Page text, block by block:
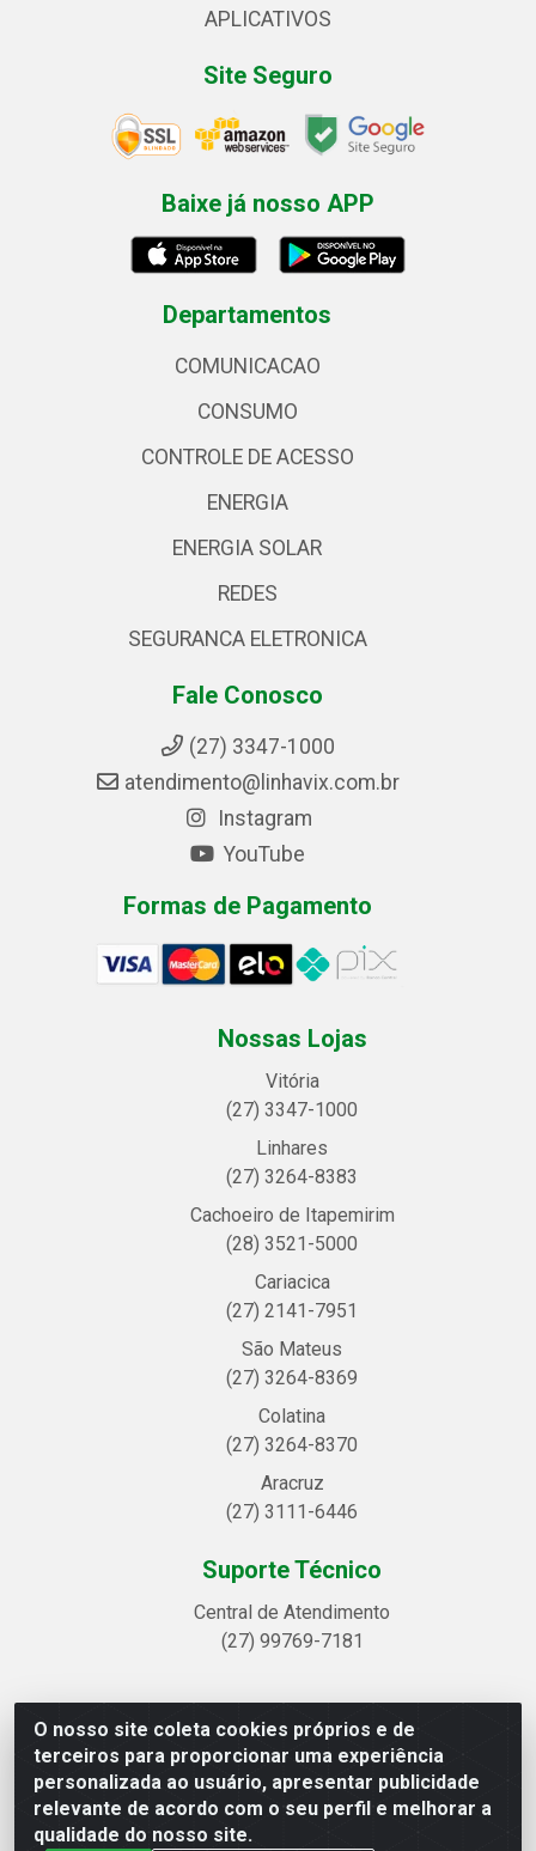
O nosso site coleta cookies próprios e de
terceiros para proporcionar uma experiência
personalizada ao usuário, apresentar publicidade
relevante de acordo com o seu perfil e melhorar a
qualidade do nosso site.
APLICATIVOS
Site Seguro
Baixe já nosso APP
Departamentos
COMUNICACAO
CONSUMO
CONTROLE DE ACESSO
ENERGIA
ENERGIA SOLAR
REDES
SEGURANCA ELETRONICA
Fale Conosco
(27) 3347-1000
atendimento@linhavix.com.br
Instagram
YouTube
Formas de Pagamento
Nossas Lojas
Vitória
(27) 3347-1000
Linhares
(27) 3264-8383
Cachoeiro de Itapemirim
(28) 3521-5000
Cariacica
(27) 2141-7951
São Mateus
(27) 3264-8369
Colatina
(27) 3264-8370
Aracruz
(27) 3111-6446
Suporte Técnico
Central de Atendimento
(27) 99769-7181
Linhavix Distribuidora LTDA - Avenida Alegre, 2521 -
Quadra314 Lote 05 e 07 - Shell, Linhares/ES - CEP
29.901-605 - CNPJ 20.857.514/0001-75